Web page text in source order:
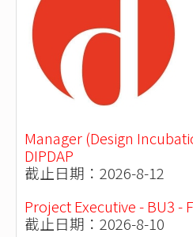
Manager (Design
DIPDAP
截止日期：2026-8-12
Project Executive - BU3 -
截止日期：2026-8-10